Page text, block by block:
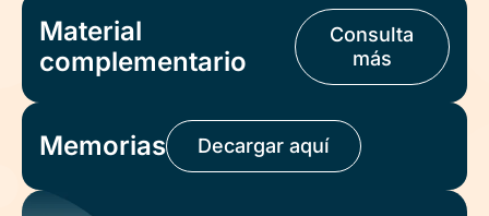
Material
complementario
Consulta
más
Memorias Decargar aquí